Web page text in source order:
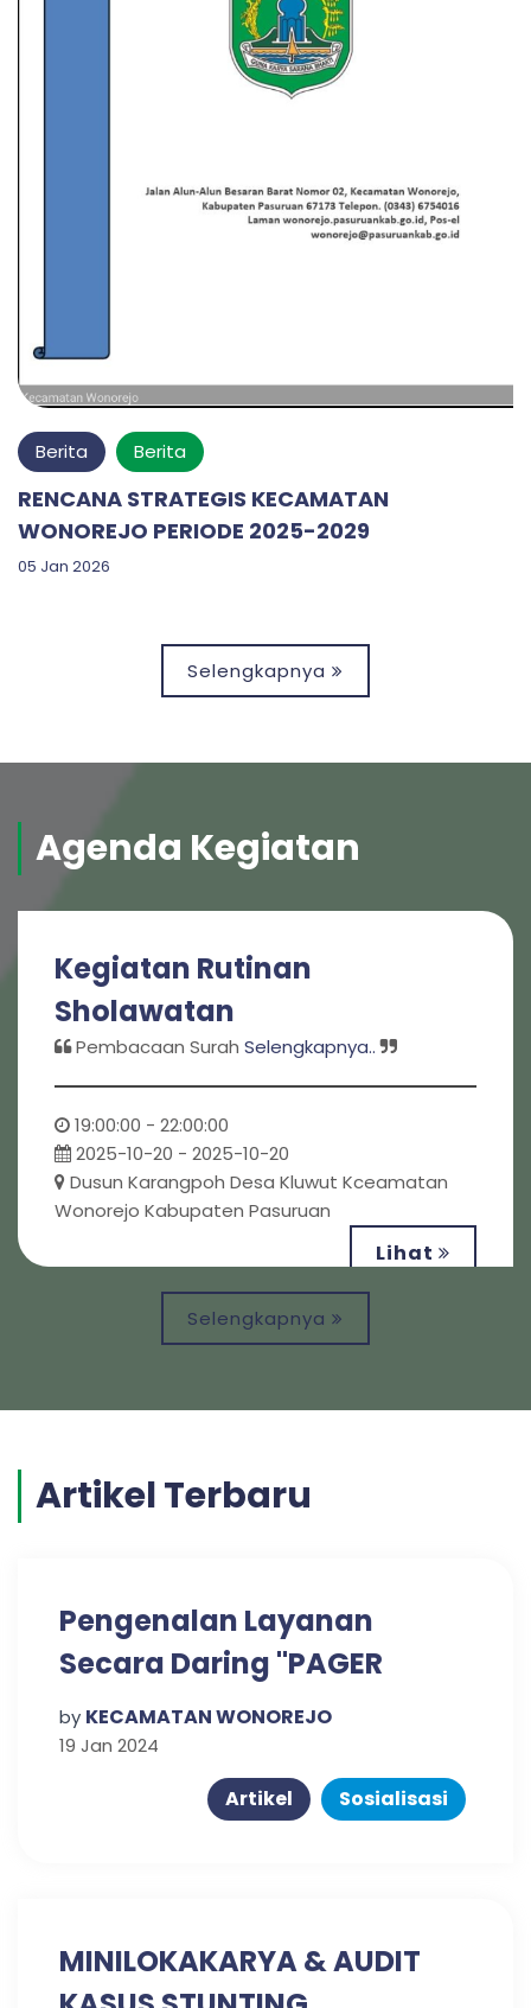
Berita Berita
RENCANA STRATEGIS KECAMATAN
WONOREJO PERIODE 2025-2029
05 Jan 2026
Selengkapnya
Agenda Kegiatan
Kegiatan Rutinan
Sholawatan
Pembacaan SurahSelengkapnya..
19:00:00 - 22:00:00
2025-10-20 - 2025-10-20
Dusun Karangpoh Desa Kluwut Kceamatan
Wonorejo Kabupaten Pasuruan
Lihat
Selengkapnya
Artikel Terbaru
Pengenalan Layanan
Secara Daring "PAGER
WOJO"
by KECAMATAN WONOREJO
19 Jan 2024
Artikel Sosialisasi
MINILOKAKARYA & AUDIT